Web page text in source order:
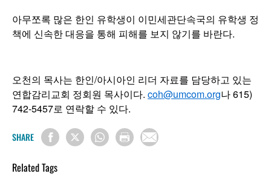
아무쪼록 많은 한인 유학생이 이민세관단속국의 유학생 정
책에 신속한 대응을 통해 피해를 보지 않기를 바란다.
오천의 목사는 한인/아시아인 리더 자료를 담당하고 있는
연합감리교회 정회원 목사이다. coh@umcom.org나 615)
742-5457로 연락할 수 있다.
SHARE
Related Tags